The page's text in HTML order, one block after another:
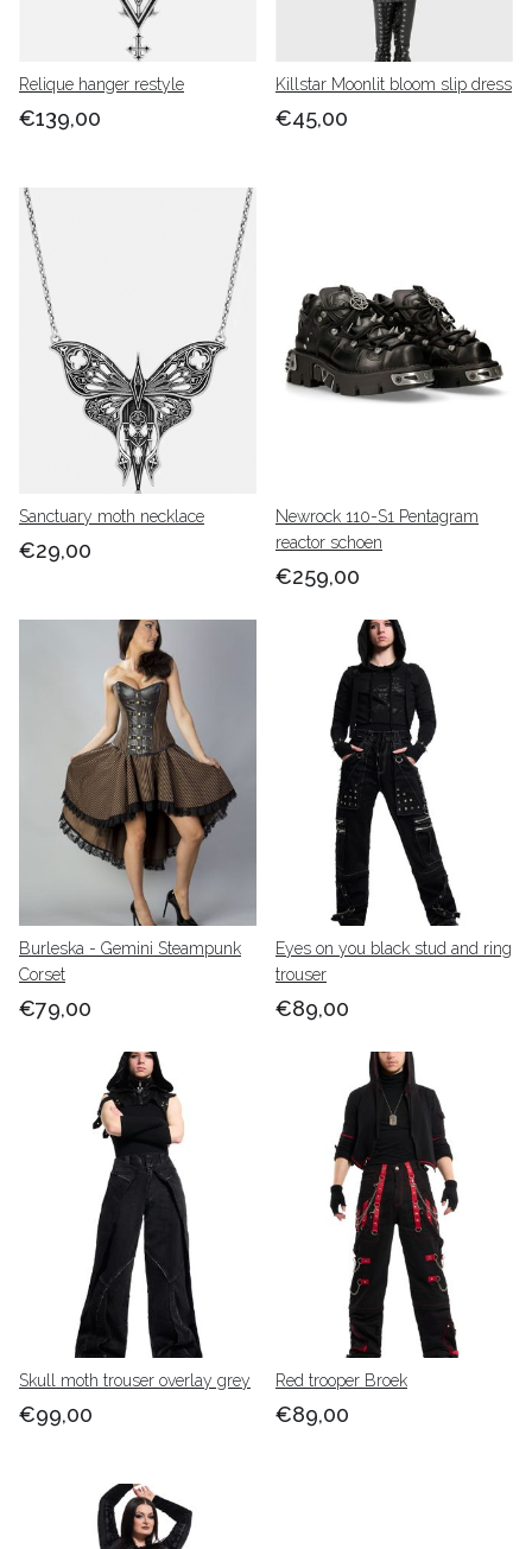
Relique hanger restyle
€139,00
Killstar Moonlit bloom slip dress
€45,00
Sanctuary moth necklace
€29,00
Newrock 110-S1 Pentagram
reactor schoen
€259,00
Burleska - Gemini Steampunk
Corset
€79,00
Eyes on you black stud and ring
trouser
€89,00
Skull moth trouser overlay grey
€99,00
Red trooper Broek
€89,00